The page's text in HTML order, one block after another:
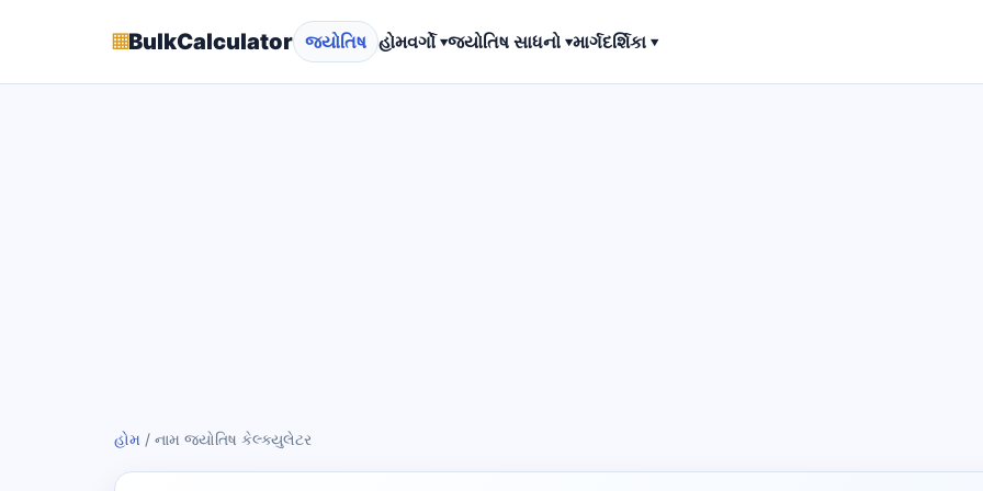
▦BulkCalculator જ્યોતિષ હોમવર્ગો ▾જ્યોતિષ સાધનો ▾માર્ગદર્શિકા ▾
હોમ / નામ જ્યોતિષ કેલ્ક્યુલેટર